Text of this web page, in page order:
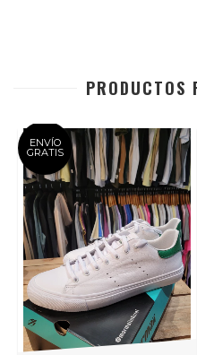
PRODUCTOS
ENVÍO
GRATIS